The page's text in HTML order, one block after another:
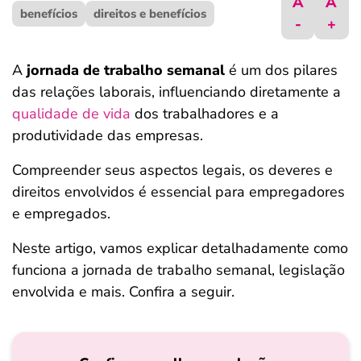
ferramentas
benefícios direitos e benefícios
-
+
A jornada de trabalho semanal é um dos pilares
das relações laborais, influenciando diretamente a
qualidade de vida dos trabalhadores e a
produtividade das empresas.
Compreender seus aspectos legais, os deveres e
direitos envolvidos é essencial para empregadores
e empregados.
Neste artigo, vamos explicar detalhadamente como
funciona a jornada de trabalho semanal, legislação
envolvida e mais. Confira a seguir.